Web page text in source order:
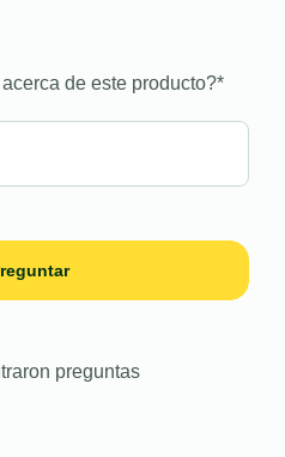
de este producto?*
preguntas